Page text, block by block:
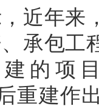
年来，
承包工
的项
后重建